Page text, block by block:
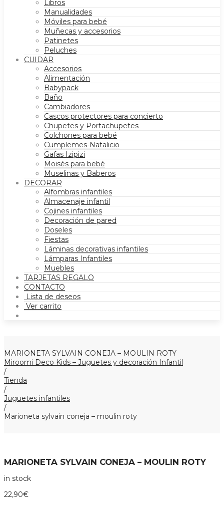
Libros
Manualidades
Móviles para bebé
Muñecas y accesorios
Patinetes
Peluches
CUIDAR
Accesorios
Alimentación
Babypack
Baño
Cambiadores
Cascos protectores para concierto
Chupetes y Portachupetes
Colchones para bebé
Cumplemes-Natalicio
Gafas Izipizi
Moisés para bebé
Muselinas y Baberos
DECORAR
Alfombras infantiles
Almacenaje infantil
Cojines infantiles
Decoración de pared
Doseles
Fiestas
Láminas decorativas infantiles
Lámparas Infantiles
Muebles
TARJETAS REGALO
CONTACTO
Lista de deseos
Ver carrito
MARIONETA SYLVAIN CONEJA – MOULIN ROTY
Miroomi Deco Kids – Juguetes y decoración Infantil
/
Tienda
/
Juguetes infantiles
/
Marioneta sylvain coneja – moulin roty
MARIONETA SYLVAIN CONEJA – MOULIN ROTY
in stock
22,90€